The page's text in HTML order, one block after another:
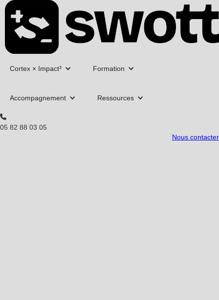
Cortex × Impact³ Formation
Accompagnement Ressources
05 82 88 03 05
Nous contacter